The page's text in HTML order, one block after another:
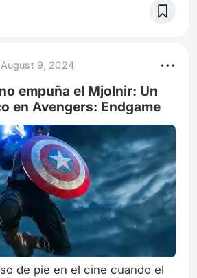
fue una experiencia
se enfrenta a Kang el
batalla épica a través de
utilizando su
August 9, 2024
empuña el Mjolnir: Un
en Avengers: Endgame
de pie en el cine cuando el